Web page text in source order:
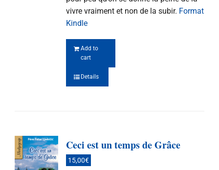
vivre vraiment et non de la subir. Format
Kindle
Add to
cart
Details
Ceci est un temps de Grâce
15,00€